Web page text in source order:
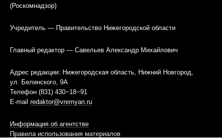
(Роскомнадзор)
Учредитель — Правительство Нижегородской области
Главный редактор — Савельев Александр Михайлович
Адрес редакции: Нижегородская область, Нижний Новгород,
ул. Белинского, 9А
Телефон (831) 430−18−91
E-mail redaktor@vremyan.ru
Информация об агентстве
Правила использования материалов